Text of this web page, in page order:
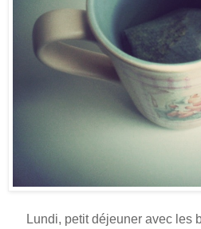
Lundi, petit déjeuner avec les